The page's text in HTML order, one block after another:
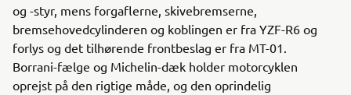
og -styr, mens forgaflerne, skivebremserne,
bremsehovedcylinderen og koblingen er fra YZF-R6 og
forlys og det tilhørende frontbeslag er fra MT-01.
Borrani-fælge og Michelin-dæk holder motorcyklen
oprejst på den rigtige måde, og den oprindelig